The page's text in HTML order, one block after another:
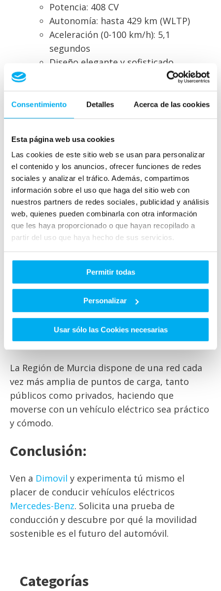
Consentimiento Detalles Acerca de las cookies
Esta página web usa cookies
Las cookies de este sitio web se usan para personalizar
el contenido y los anuncios, ofrecer funciones de redes
sociales y analizar el tráfico. Además, compartimos
información sobre el uso que haga del sitio web con
nuestros partners de redes sociales, publicidad y análisis
web, quienes pueden combinarla con otra información
que les haya proporcionado o que hayan recopilado a
partir del uso que haya hecho de sus servicios.
Permitir todas
Personalizar
Usar sólo las Cookies necesarias
Potencia: 408 CV
Autonomía: hasta 429 km (WLTP)
Aceleración (0-100 km/h): 5,1
segundos
Diseño elegante y sofisticado
combinado con una conducción
totalmente silenciosa y potente.
Ventajas de optar por
vehículos eléctricos Mercedes-
Benz:
Menor coste operativo: Ahorra en
combustible y mantenimiento.
Incentivos fiscales y ayudas: Acceso a
bonificaciones gubernamentales para
Experiencia de conducción premium:
Conducción silenciosa, cómoda y eficiente
con tecnología punta.
Infraestructura en Murcia para
coches eléctricos:
La Región de Murcia dispone de una red cada
vez más amplia de puntos de carga, tanto
públicos como privados, haciendo que
moverse con un vehículo eléctrico sea práctico
y cómodo.
Conclusión:
Ven a Dimovil y experimenta tú mismo el
placer de conducir vehículos eléctricos
Mercedes-Benz. Solicita una prueba de
conducción y descubre por qué la movilidad
sostenible es el futuro del automóvil.
Categorías